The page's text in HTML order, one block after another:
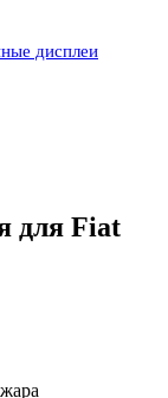
дисплеи
для Fiat